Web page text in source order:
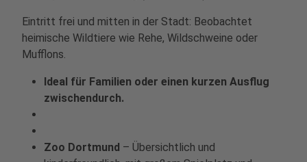
Eintritt frei und mitten in der Stadt: Beobachtet
heimische Wildtiere wie Rehe, Wildschweine oder
Mufflons.
Ideal für Familien oder einen kurzen Ausflug
zwischendurch.
Zoo Dortmund – Übersichtlich und